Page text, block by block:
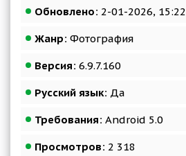
Обновлено: 2-01-2026, 15:22
Жанр: Фотография
Версия: 6.9.7.160
Русский язык: Да
Требования: Android 5.0
Просмотров: 2 318